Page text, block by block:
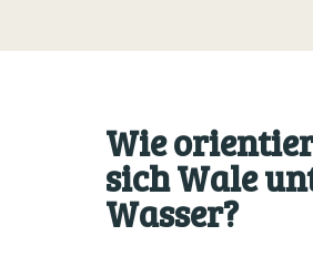
Wie
sich Wale
Wasser?